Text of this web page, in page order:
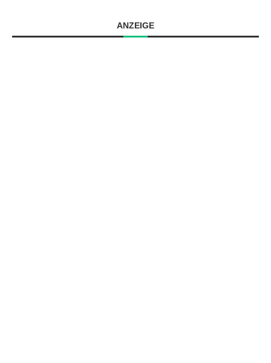
ANZEIGE